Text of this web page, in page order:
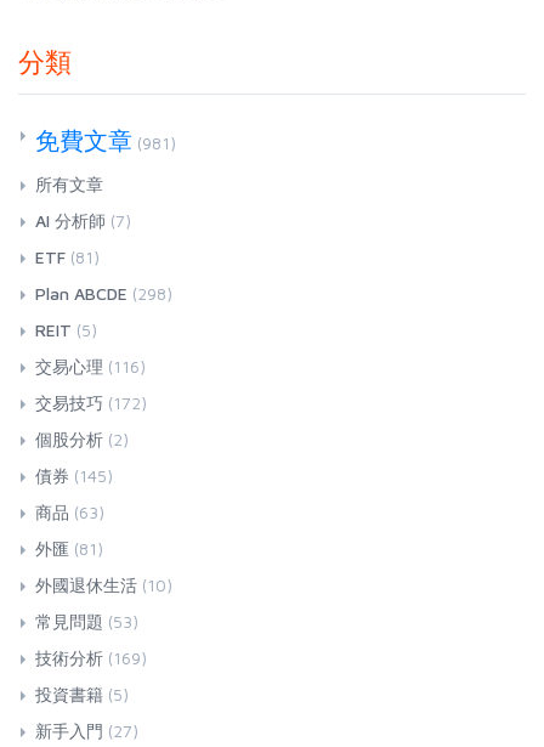
分類
免費文章 (981)
所有文章
AI 分析師 (7)
ETF (81)
Plan ABCDE (298)
REIT (5)
交易心理 (116)
交易技巧 (172)
個股分析 (2)
債券 (145)
商品 (63)
外匯 (81)
外國退休生活 (10)
常見問題 (53)
技術分析 (169)
投資書籍 (5)
新手入門 (27)